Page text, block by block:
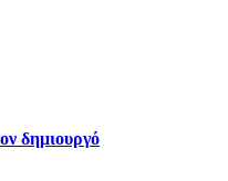
δημιουργό